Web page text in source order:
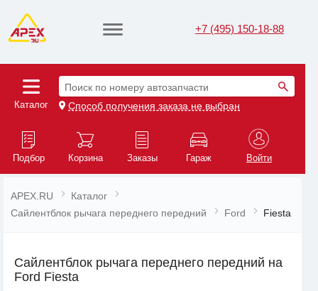
+7 (495) 150-18-88
Каталог
Поиск по номеру автозапчасти
Способ получения заказа не выбран
Подбор Корзина Заказы Гараж Войти
APEX.RU
Каталог
Сайлентблок рычага переднего передний
Ford Fiesta
Сайлентблок рычага переднего передний на
Ford Fiesta